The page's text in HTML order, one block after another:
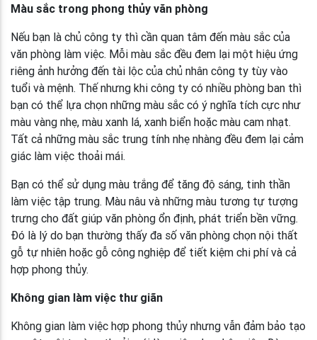
Màu sắc trong phong thủy văn phòng
Nếu bạn là chủ công ty thì cần quan tâm đến màu sắc của
văn phòng làm việc. Mỗi màu sắc đều đem lại một hiệu ứng
riêng ảnh hưởng đến tài lộc của chủ nhân công ty tùy vào
tuổi và mệnh. Thế nhưng khi công ty có nhiều phòng ban thì
bạn có thể lựa chọn những màu sắc có ý nghĩa tích cực như
màu vàng nhẹ, màu xanh lá, xanh biển hoặc màu cam nhạt.
Tất cả những màu sắc trung tính nhẹ nhàng đều đem lại cảm
giác làm việc thoải mái.
Bạn có thể sử dụng màu trắng để tăng độ sáng, tinh thần
làm việc tập trung. Màu nâu và những màu tương tự tượng
trưng cho đất giúp văn phòng ổn định, phát triển bền vững.
Đó là lý do bạn thường thấy đa số văn phòng chọn nội thất
gỗ tự nhiên hoặc gỗ công nghiệp để tiết kiệm chi phí và cả
hợp phong thủy.
Không gian làm việc thư giãn
Không gian làm việc hợp phong thủy nhưng vẫn đảm bảo tạo